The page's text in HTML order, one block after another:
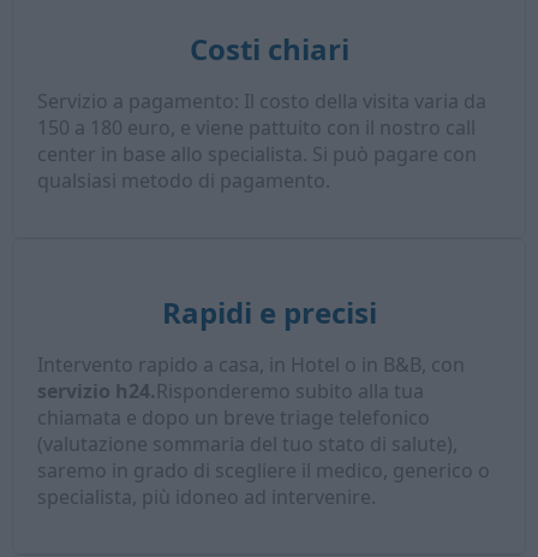
Costi chiari
Servizio a pagamento: Il costo della visita varia da
150 a 180 euro, e viene pattuito con il nostro call
center in base allo specialista. Si può pagare con
qualsiasi metodo di pagamento.
Rapidi e precisi
Intervento rapido a casa, in Hotel o in B&B, con
servizio h24.Risponderemo subito alla tua
chiamata e dopo un breve triage telefonico
(valutazione sommaria del tuo stato di salute),
saremo in grado di scegliere il medico, generico o
specialista, più idoneo ad intervenire.